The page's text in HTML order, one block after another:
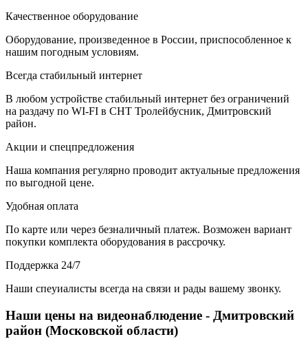
Качественное оборудование
Оборудование, произведенное в России, приспособленное к
нашим погодным условиям.
Всегда стабильный интернет
В любом устройстве стабильный интернет без ограничений
на раздачу по WI-FI в СНТ Тролейбусник, Дмитровский
район.
Акции и спецпредложения
Наша компания регулярно проводит актуальные предложения
по выгодной цене.
Удобная оплата
По карте или через безналичный платеж. Возможен вариант
покупки комплекта оборудования в рассрочку.
Поддержка 24/7
Наши спеуиалисты всегда на связи и рады вашему звонку.
Наши цены на видеонаблюдение - Дмитровский
район (Московской области)